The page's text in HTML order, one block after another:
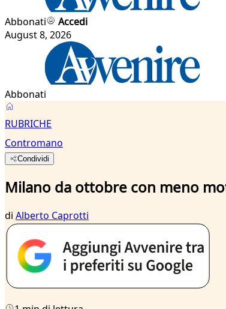
Abbonati
Accedi
August 8, 2026
Abbonati
RUBRICHE
Contromano
Condividi
Milano da ottobre con meno
di Alberto Caprotti